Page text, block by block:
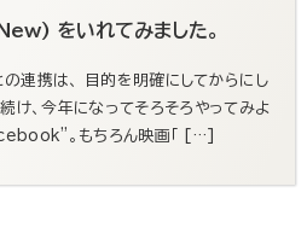
をいれてみました。
携は、 目的を明確にしてからにし
け、今年になってそろそろやってみよ
。もちろん映画「 […]